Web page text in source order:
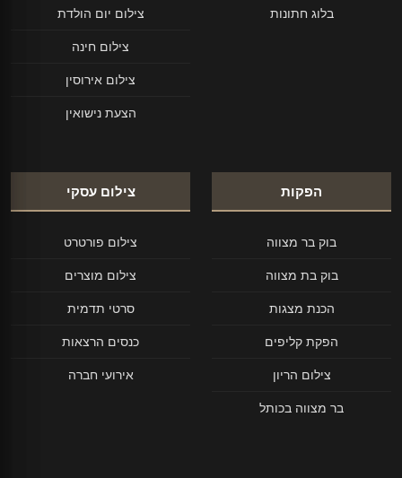
בלוג חתונות
צילום יום הולדת
צילום חינה
צילום אירוסין
הצעת נישואין
הפקות
בוק בר מצווה
בוק בת מצווה
הכנת מצגות
הפקת קליפים
צילום הריון
בר מצווה בכותל
צילום עסקי
צילום פורטרט
צילום מוצרים
סרטי תדמית
כנסים הרצאות
אירועי חברה